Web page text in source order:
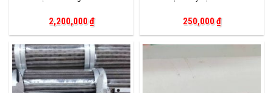
2,200,000₫ 250,000₫